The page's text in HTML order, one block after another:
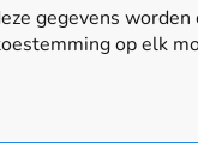
gegevens
op elk